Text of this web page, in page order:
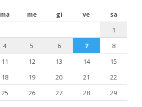
ma me gi ve
sa
1
4 5 6 7
8
11 12 13 14
15
18 19 20 21
22
25 26 27 28
29